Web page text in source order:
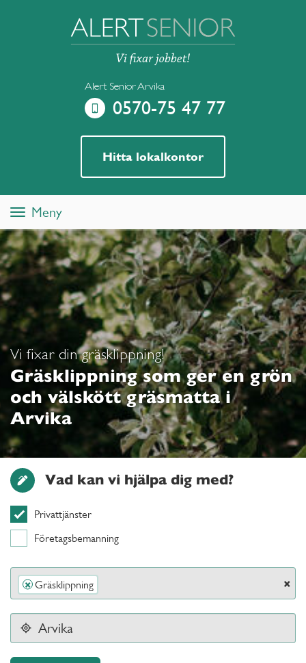
Alert Senior Arvika
0570-75 47 77
Hitta lokalkontor
Toggle
navigation
Meny
Vi fixar din gräsklippning!
Gräsklippning som ger en grön
och välskött gräsmatta i
Arvika
Vad kan vi hjälpa dig med?
Privattjänster
Företagsbemanning
×
× Gräsklippning